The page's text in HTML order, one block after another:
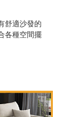
舒適沙發的
各種空間擺